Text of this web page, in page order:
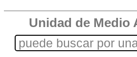
Unidad de Medio